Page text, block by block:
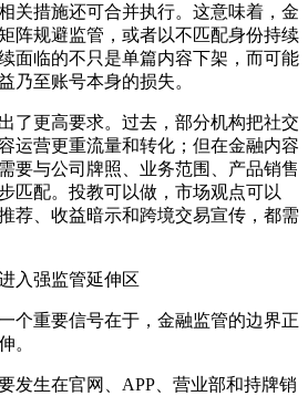
关措施还可合并执行。这意味着，金
阵规避监管，或者以不匹配身份持续
面临的不只是单篇内容下架，而可能
乃至账号本身的损失。
了更高要求。过去，部分机构把社交
运营更重流量和转化；但在金融内容
要与公司牌照、业务范围、产品销售
匹配。投教可以做，市场观点可以
荐、收益暗示和跨境交易宣传，都需
入强监管延伸区
个重要信号在于，金融监管的边界正
。
发生在官网、APP、营业部和持牌销